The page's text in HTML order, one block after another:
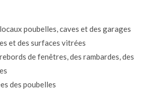
poubelles, caves et des garages
et des surfaces vitrées
de fenêtres, des rambardes, des
des poubelles